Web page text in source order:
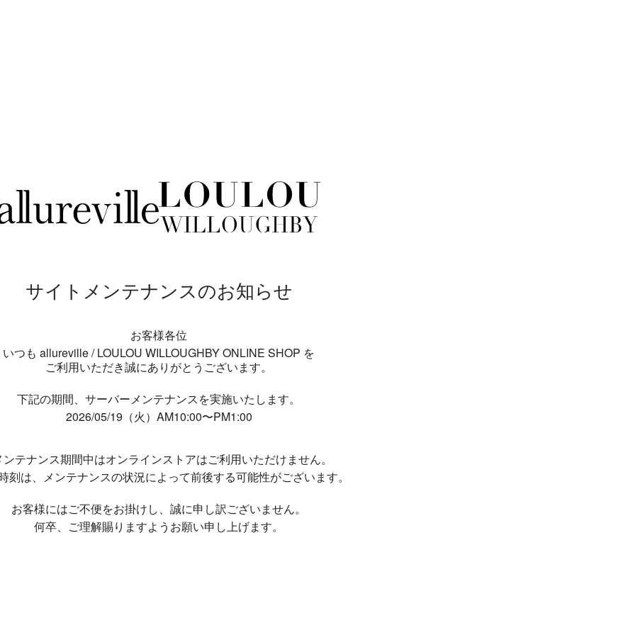
サイトメンテナンスのお知らせ
お客様各位
いつも allureville / LOULOU WILLOUGHBY ONLINE SHOP を
ご利用いただき誠にありがとうございます。
下記の期間、サーバーメンテナンスを実施いたします。
2026/05/19（火）AM10:00〜PM1:00
ンテナンス期間中はオンラインストアはご利用いただけません。
刻は、メンテナンスの状況によって前後する可能性がございます。
お客様にはご不便をお掛けし、 誠に申し訳ございません。
何卒、ご理解賜りますようお願い申し上げます。